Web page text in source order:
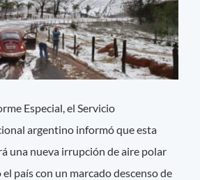
Especial, el Servicio
argentino informó que esta
una nueva irrupción de aire polar
país con un marcado descenso de